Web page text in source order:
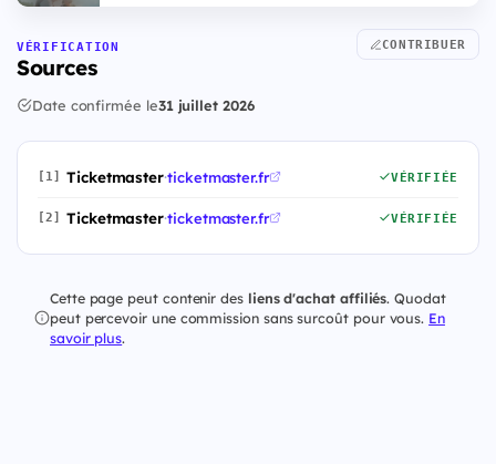
VÉRIFICATION
Sources
CONTRIBUER
Date confirmée le31 juillet 2026
[1] Ticketmaster·ticketmaster.fr VÉRIFIÉE
[2] Ticketmaster·ticketmaster.fr VÉRIFIÉE
Cette page peut contenir des liens d'achat affiliés. Quodat
peut percevoir une commission sans surcoût pour vous. En
savoir plus.